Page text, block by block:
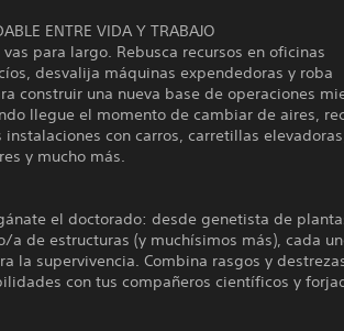
ENTRE VIDA Y TRABAJO
para largo. Rebusca recursos en oficinas
desvalija máquinas expendedoras y roba
construir una nueva base de operaciones
llegue el momento de cambiar de aires,
con carros, carretillas
y mucho más.
el doctorado: desde genetista de
de estructuras (y muchísimos más), cada
la supervivencia. Combina rasgos y
con tus compañeros científicos y